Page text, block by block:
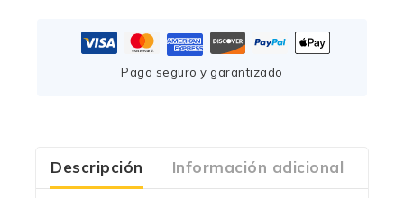
Pago seguro y garantizado
Descripción Información adicional